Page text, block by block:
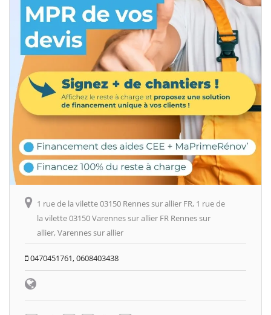
1 rue de la vilette 03150 Rennes sur allier FR, 1 rue de
la vilette 03150 Varennes sur allier FR Rennes sur
allier, Varennes sur allier
0470451761, 0608403438